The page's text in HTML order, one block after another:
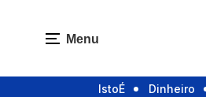
Menu
IstoÉ Dinheiro